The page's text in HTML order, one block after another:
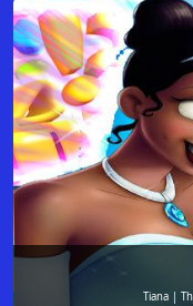
Tiana |